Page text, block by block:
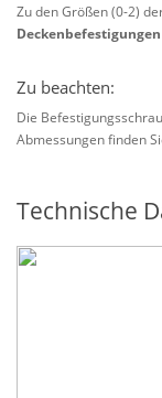
Zu den Größen (0-2)
Deckenbefestigungen
Zu beachten:
Die
Abmessungen finden
Technische